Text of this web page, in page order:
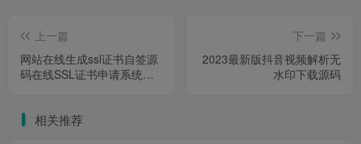
上一篇
网站在线生成ssl证书自签源
码在线SSL证书申请系统源
下一篇
2023最新版抖音视频解析无
水印下载源码
相关推荐